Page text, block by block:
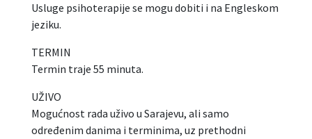
Usluge psihoterapije se mogu dobiti i na Engleskom
jeziku.
TERMIN
Termin traje 55 minuta.
UŽIVO
Mogućnost rada uživo u Sarajevu, ali samo
određenim danima i terminima, uz prethodni